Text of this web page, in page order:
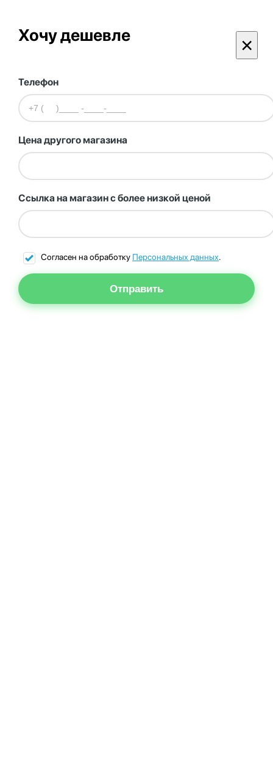
Хочу дешевле ×
Телефон
Цена другого магазина
Ссылка на магазин с более низкой ценой
Согласен на обработку Персональных данных.
Отправить